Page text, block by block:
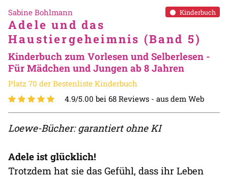
Kinderbuch
Sabine Bohlmann
Adele und das
Haustiergeheimnis (Band 5)
Kinderbuch zum Vorlesen und Selberlesen -
Für Mädchen und Jungen ab 8 Jahren
Platz 70 der Bestenliste Kinderbuch
4.9/5.00 bei 68 Reviews - aus dem Web
Loewe-Bücher: garantiert ohne KI
Adele ist glücklich!
Trotzdem hat sie das Gefühl, dass ihr Leben